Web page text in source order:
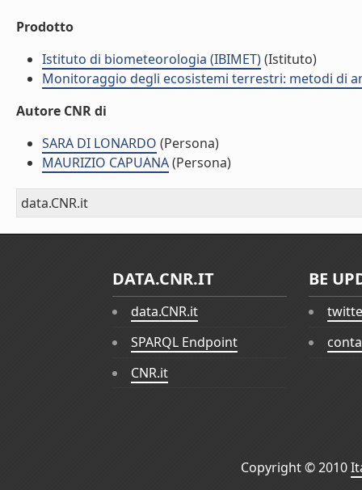
Prodotto
Istituto di biometeorologia (IBIMET)(Istituto)
Monitoraggio degli ecosistemi terrestri: metodi di
Autore CNR di
SARA DI LONARDO (Persona)
MAURIZIO CAPUANA(Persona)
data.CNR.it
DATA.CNR.IT
data.CNR.it
SPARQL Endpoint
CNR.it
BE
Copyright © 2010